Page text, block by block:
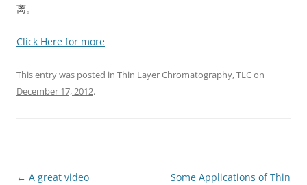
离。
Click Here for more
This entry was posted in Thin Layer Chromatography,TLCon
December 17, 2012.
Post
← A great video
Some Applications of Thin